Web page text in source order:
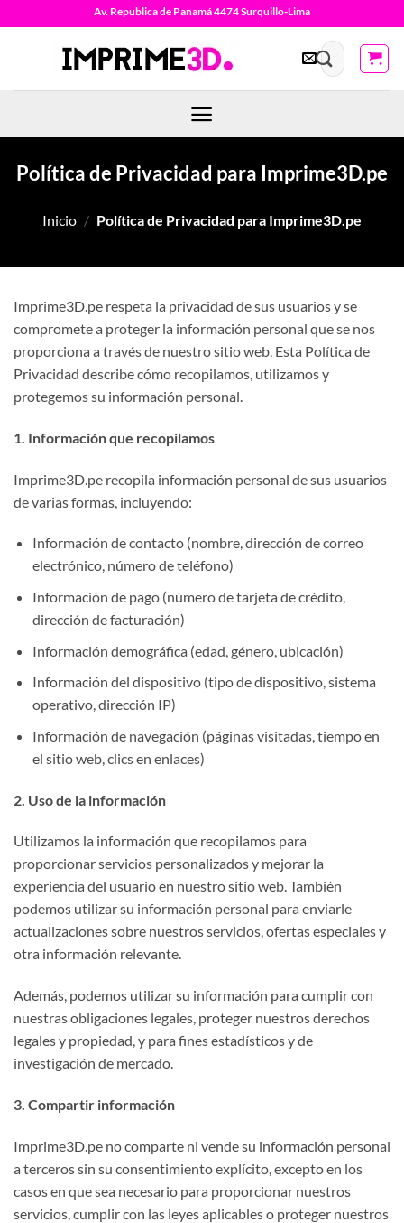
al
Av. Republica de Panamá 4474 Surquillo-Lima
Buscar
por:
Política de Privacidad para Imprime3D.pe
Inicio / Política de Privacidad para Imprime3D.pe
Imprime3D.pe respeta la privacidad de sus usuarios y se
compromete a proteger la información personal que se nos
proporciona a través de nuestro sitio web. Esta Política de
Privacidad describe cómo recopilamos, utilizamos y
protegemos su información personal.
1. Información que recopilamos
Imprime3D.pe recopila información personal de sus usuarios
de varias formas, incluyendo:
Información de contacto (nombre, dirección de correo
electrónico, número de teléfono)
Información de pago (número de tarjeta de crédito,
dirección de facturación)
Información demográfica (edad, género, ubicación)
Información del dispositivo (tipo de dispositivo, sistema
operativo, dirección IP)
Información de navegación (páginas visitadas, tiempo en
el sitio web, clics en enlaces)
2. Uso de la información
Utilizamos la información que recopilamos para
proporcionar servicios personalizados y mejorar la
experiencia del usuario en nuestro sitio web. También
podemos utilizar su información personal para enviarle
actualizaciones sobre nuestros servicios, ofertas especiales y
otra información relevante.
Además, podemos utilizar su información para cumplir con
nuestras obligaciones legales, proteger nuestros derechos
legales y propiedad, y para fines estadísticos y de
investigación de mercado.
3. Compartir información
Imprime3D.pe no comparte ni vende su información personal
a terceros sin su consentimiento explícito, excepto en los
casos en que sea necesario para proporcionar nuestros
servicios, cumplir con las leyes aplicables o proteger nuestros